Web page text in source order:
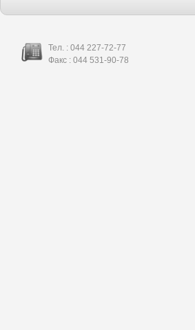
Тел. : 044 227-72-77
Факс : 044 531-90-78